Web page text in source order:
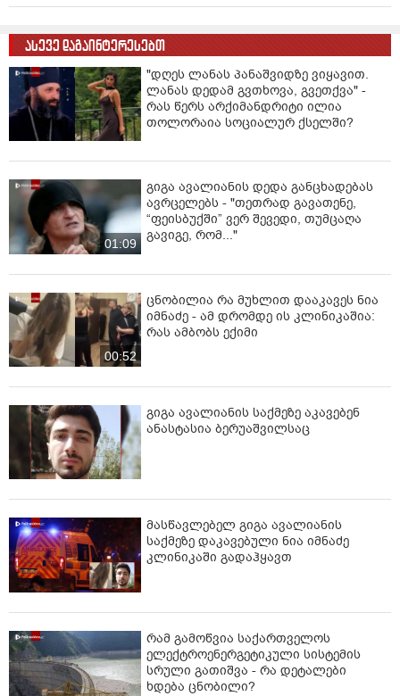
დატოვა“,- ნათქვამია ინფორმაციაში.
ასევე დაგაინტერესებთ
"დღეს ლანას პანაშვიდზე ვიყავით.
ლანას დედამ გვთხოვა, გვეთქვა" -
რას წერს არქიმანდრიტი ილია
თოლორაია სოციალურ ქსელში?
01:09
გიგა ავალიანის დედა განცხადებას
ავრცელებს - "თეთრად გავათენე,
“ფეისბუქში” ვერ შევედი, თუმცაღა
გავიგე, რომ..."
00:52
ცნობილია რა მუხლით დააკავეს ნია
იმნაძე - ამ დრომდე ის კლინიკაშია:
რას ამბობს ექიმი
გიგა ავალიანის საქმეზე აკავებენ
ანასტასია ბერუაშვილსაც
მასწავლებელ გიგა ავალიანის
საქმეზე დაკავებული ნია იმნაძე
კლინიკაში გადაჰყავთ
რამ გამოწვია საქართველოს
ელექტროენერგეტიკული სისტემის
სრული გათიშვა - რა დეტალები
ხდება ცნობილი?